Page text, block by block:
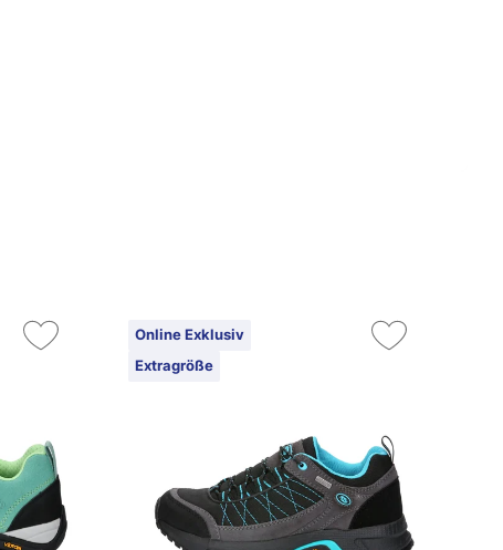
Online Exklusiv
Extragröße